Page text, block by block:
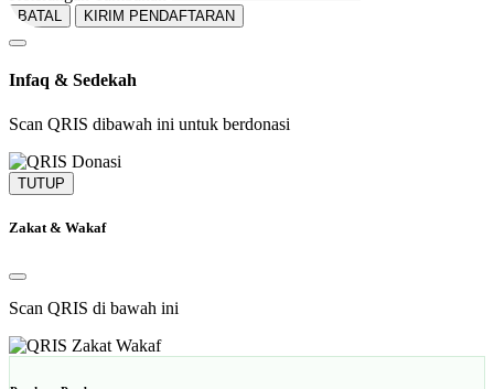
BATAL KIRIM PENDAFTARAN
Infaq & Sedekah
Scan QRIS dibawah ini untuk berdonasi
TUTUP
Zakat & Wakaf
Scan QRIS di bawah ini